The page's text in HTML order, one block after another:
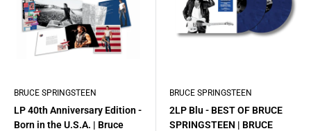
BRUCE SPRINGSTEEN
LP 40th Anniversary Edition -
Born in the U.S.A. | Bruce
BRUCE SPRINGSTEEN
2LP Blu - BEST OF BRUCE
SPRINGSTEEN | BRUCE